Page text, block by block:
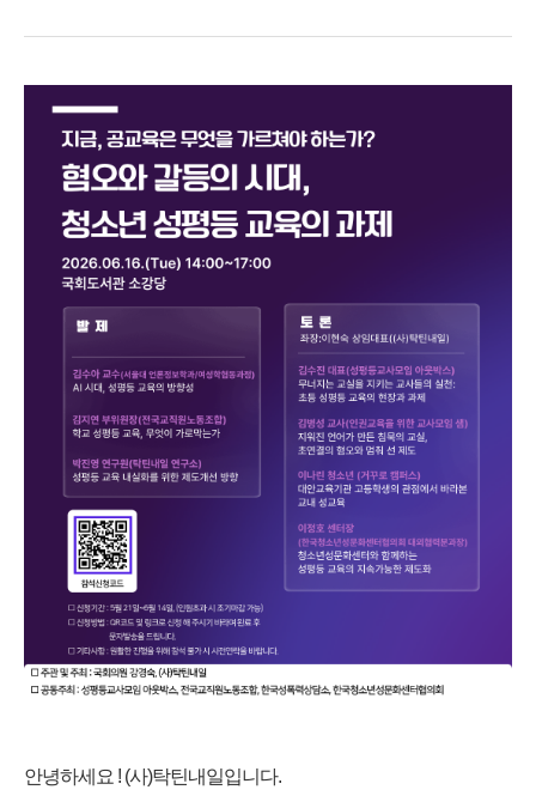
안녕하세요 ! (사)탁틴내일입니다.